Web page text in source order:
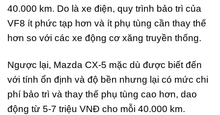
40.000 km. Do là xe điện, quy trình bảo trì của
VF8 ít phức tạp hơn và ít phụ tùng cần thay thế
hơn so với các xe động cơ xăng truyền thống.
Ngược lại, Mazda CX-5 mặc dù được biết đến
với tính ổn định và độ bền nhưng lại có mức chi
phí bảo trì và thay thế phụ tùng cao hơn, dao
động từ 5-7 triệu VNĐ cho mỗi 40.000 km.